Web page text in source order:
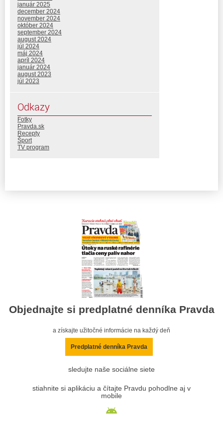
január 2025
december 2024
november 2024
október 2024
september 2024
august 2024
júl 2024
máj 2024
apríl 2024
január 2024
august 2023
júl 2023
Odkazy
Fotky
Pravda.sk
Recepty
Šport
TV program
Objednajte si predplatné denníka Pravda
a získajte užitočné informácie na každý deň
Predplatné denníka Pravda
sledujte naše sociálne siete
stiahnite si aplikáciu a čítajte Pravdu pohodlne aj v
mobile